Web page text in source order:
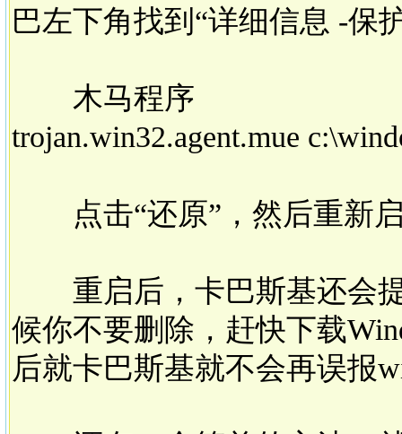
巴左下角找到“详细信息 -保
木马程序
trojan.win32.agent.mue
点击“还原”，然后重新
重启后，卡巴斯基还会提
候你不要删除，赶快下载
后就卡巴斯基就不会再误报